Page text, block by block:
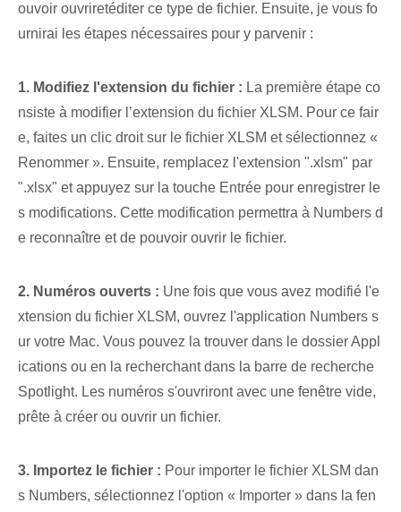
ouvoir ouvrir⁣et⁢éditer ce type de fichier. Ensuite,⁤ je vous fo
urnirai les étapes nécessaires pour y parvenir :
1. Modifiez l'extension du fichier : La première étape co
nsiste à modifier l’extension du fichier XLSM. Pour ce fair
e, faites un clic droit sur le fichier XLSM et sélectionnez «
Renommer ». Ensuite, remplacez l'extension ".xlsm" par
".xlsx" et appuyez sur la touche Entrée pour enregistrer le
s modifications. Cette modification permettra à Numbers d
e reconnaître et de pouvoir ouvrir le fichier.
2.⁣ Numéros ouverts : Une fois que vous avez modifié l'e
xtension du fichier XLSM, ouvrez l'application Numbers s
ur votre Mac. Vous pouvez la trouver dans le dossier Appl
ications ou en la recherchant dans la barre de recherche
Spotlight. ‍Les numéros s'ouvriront avec une fenêtre vide⁢,
prête à ⁢créer ou ouvrir un fichier.
3. Importez le fichier : Pour importer le fichier ⁣XLSM dan
s ⁢Numbers, sélectionnez l'option « Importer » dans la fen